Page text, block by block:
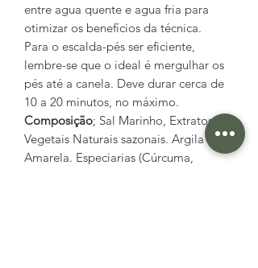
entre agua quente e agua fria para
otimizar os benefícios da técnica.
Para o escalda-pés ser eficiente,
lembre-se que o ideal é mergulhar os
pés até a canela. Deve durar cerca de
10 a 20 minutos, no máximo.
Composição; Sal Marinho, Extratos
Vegetais Naturais sazonais. Argila
Amarela. Especiarias (Cúrcuma,